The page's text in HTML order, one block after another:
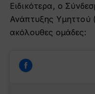
Ειδικότερα, ο
Ανάπτυξης Υμηττού
ακόλουθες ομάδες: